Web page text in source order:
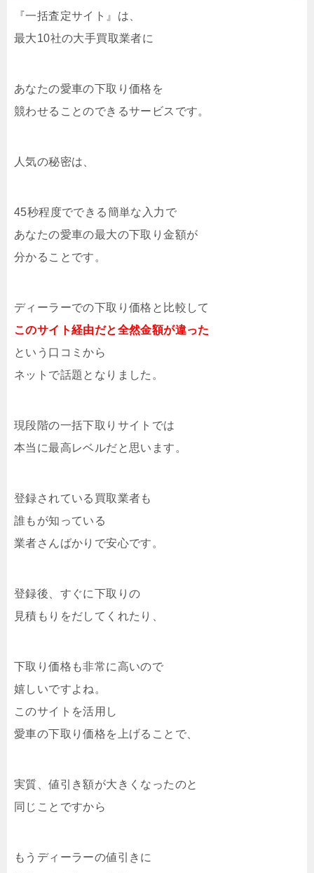
『一括査定サイト』は、
最大10社の大手買取業者に
あなたの愛車の下取り価格を
競わせることのできるサービスです。
人気の秘密は、
45秒程度でできる簡単な入力で
あなたの愛車の最大の下取り金額が
分かることです。
ディーラーでの下取り価格と比較して
このサイト経由だと全然金額が違った
という口コミから
ネットで話題となりました。
現段階の一括下取りサイトでは
本当に最高レベルだと思います。
登録されている買取業者も
誰もが知っている
業者さんばかりで安心です。
登録後、すぐに下取りの
見積もりをだしてくれたり、
下取り価格も非常に高いので
嬉しいですよね。
このサイトを活用し
愛車の下取り価格を上げることで、
実質、値引き額が大きくなったのと
同じことですから
もうディーラーの値引きに